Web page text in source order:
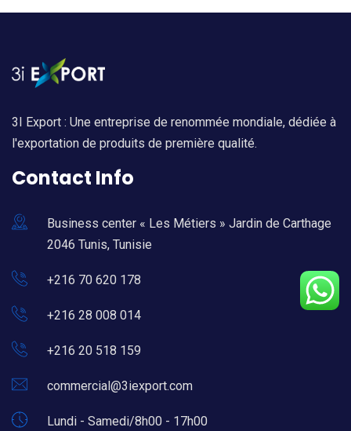
3I Export : Une entreprise de renommée mondiale, dédiée à
l'exportation de produits de première qualité.
Contact Info
Business center « Les Métiers » Jardin de Carthage
2046 Tunis, Tunisie
+216 70 620 178
+216 28 008 014
+216 20 518 159
commercial@3iexport.com
Lundi - Samedi/8h00 - 17h00